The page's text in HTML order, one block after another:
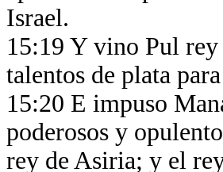
Israel.
15:19 Y vino Pul
talentos de plata
15:20 E impuso
poderosos y
rey de Asiria; y el